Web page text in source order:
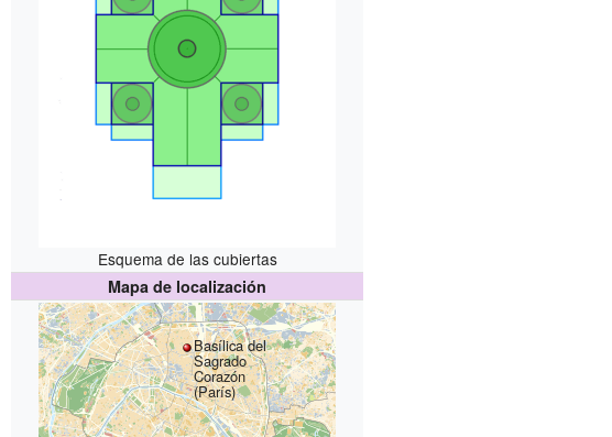
Esquema de las cubiertas
Mapa de localización
Basílica del
Sagrado
Corazón
(París)